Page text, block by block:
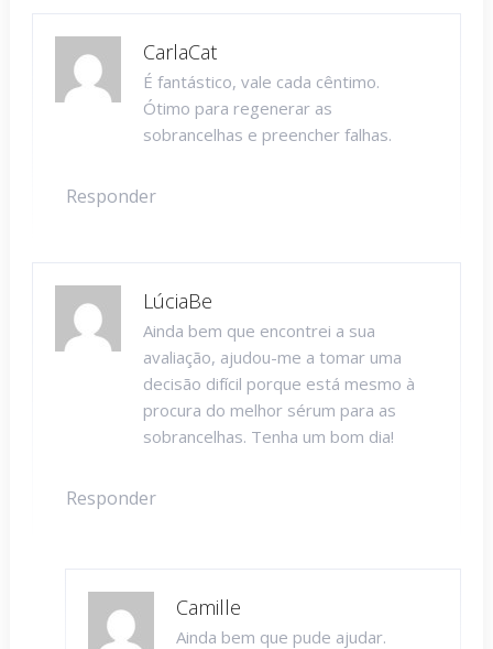
CarlaCat
É fantástico, vale cada cêntimo.
Ótimo para regenerar as
sobrancelhas e preencher falhas.
Responder
LúciaBe
Ainda bem que encontrei a sua
avaliação, ajudou-me a tomar uma
decisão difícil porque está mesmo à
procura do melhor sérum para as
sobrancelhas. Tenha um bom dia!
Responder
Camille
Ainda bem que pude ajudar.